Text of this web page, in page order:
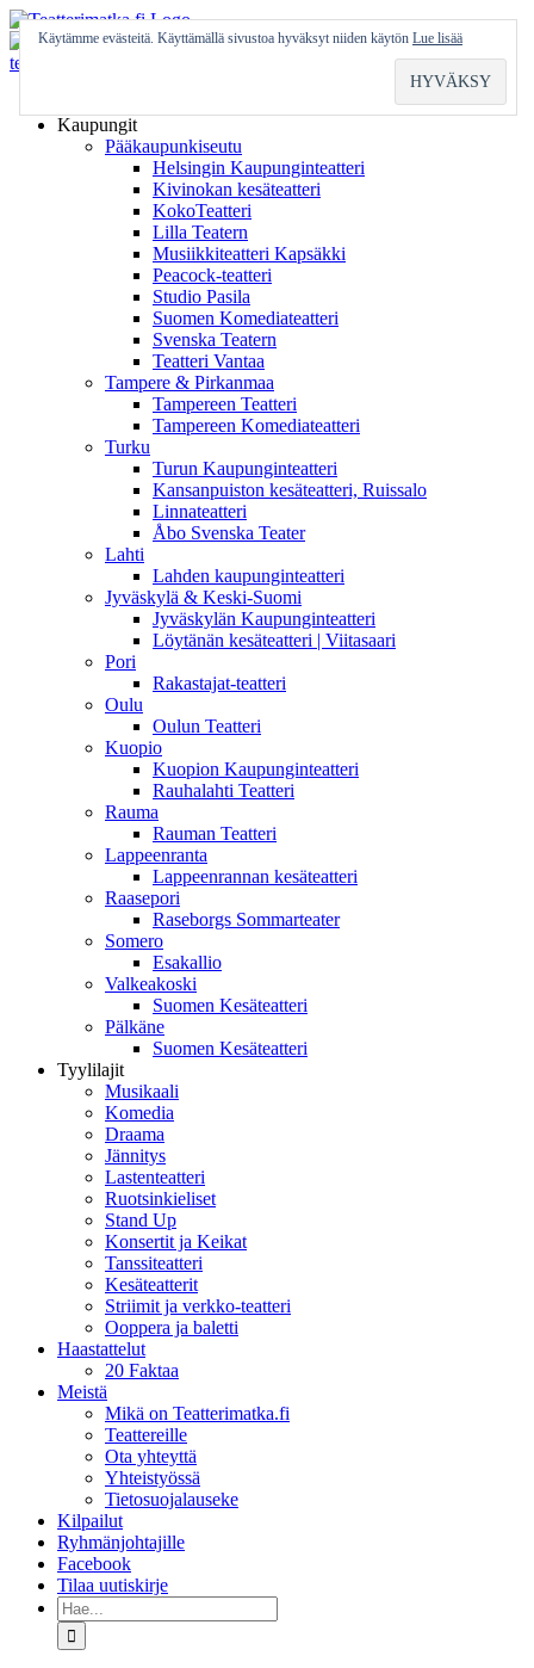
Skip
to
content
Kaupungit
Pääkaupunkiseutu
Helsingin Kaupunginteatteri
Kivinokan kesäteatteri
KokoTeatteri
Lilla Teatern
Musiikkiteatteri Kapsäkki
Peacock-teatteri
Studio Pasila
Suomen Komediateatteri
Svenska Teatern
Teatteri Vantaa
Tampere & Pirkanmaa
Tampereen Teatteri
Tampereen Komediateatteri
Turku
Turun Kaupunginteatteri
Kansanpuiston kesäteatteri, Ruissalo
Linnateatteri
Åbo Svenska Teater
Lahti
Lahden kaupunginteatteri
Jyväskylä & Keski-Suomi
Jyväskylän Kaupunginteatteri
Löytänän kesäteatteri | Viitasaari
Pori
Rakastajat-teatteri
Oulu
Oulun Teatteri
Kuopio
Kuopion Kaupunginteatteri
Rauhalahti Teatteri
Rauma
Rauman Teatteri
Lappeenranta
Lappeenrannan kesäteatteri
Raasepori
Raseborgs Sommarteater
Somero
Esakallio
Valkeakoski
Suomen Kesäteatteri
Pälkäne
Suomen Kesäteatteri
Tyylilajit
Musikaali
Komedia
Draama
Jännitys
Lastenteatteri
Ruotsinkieliset
Stand Up
Konsertit ja Keikat
Tanssiteatteri
Kesäteatterit
Striimit ja verkko-teatteri
Ooppera ja baletti
Haastattelut
20 Faktaa
Meistä
Mikä on Teatterimatka.fi
Teattereille
Ota yhteyttä
Yhteistyössä
Tietosuojalauseke
Kilpailut
Ryhmänjohtajille
Facebook
Tilaa uutiskirje
Etsi
...
Käytämme evästeitä. Käyttämällä sivustoa hyväksyt niiden käytön Lue lisää